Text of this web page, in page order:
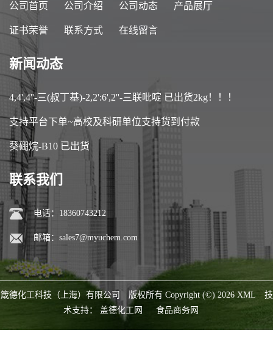
公司首页 公司介绍 公司动态 产品展厅
证书荣誉 联系方式 在线留言
新闻动态
4,4',4''-三(叔丁基)-2,2':6',2''-三联吡啶 已出货2kg！！！
支持平台下单~高校及科研单位支持货到付款
葵硼烷-B10 已出货
联系我们
电话：18360743212
邮箱： sales7@myuchem.com
箴德化工科技（上海）有限公司 版权所有 Copyright (©) 2026 XML
技
术支持： 盖德化工网 食品商务网